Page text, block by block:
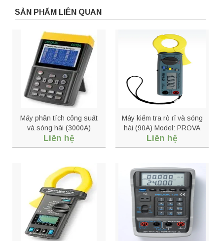
SẢN PHẨM LIÊN QUAN
Máy phân tích công suất
và sóng hài (3000A)
PROVA 6830A + 3007
Liên hệ
Máy kiểm tra rò rỉ và sóng
hài (90A) Model: PROVA
23
Liên hệ